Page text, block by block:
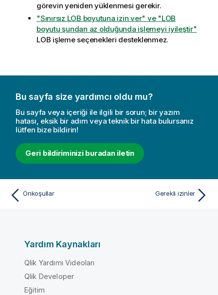
görevin yeniden yüklenmesi gerekir.
"Sınırsız LOB boyutuna izin ver" ve "LOB
boyutu şundan az olduğunda işlemeyi iyileştir"
LOB işleme seçenekleri desteklenmez.
Bu sayfa size yardımcı oldu mu?
Bu sayfa veya içeriği ile ilgili bir sorun; bir yazım
hatası, eksik bir adım veya teknik bir hata bulursanız
lütfen bize bildirin!
Geri bildiriminizi buradan iletin
Önkoşullar Gerekli izinler
Yardım Kaynakları
Qlik Yardımı Videoları
Qlik Developer
Eğitim